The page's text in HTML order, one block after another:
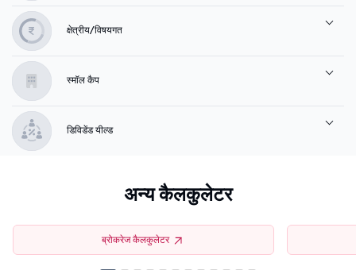
क्षेत्रीय/विषयगत
स्मॉल कैप
डिविडेंड यील्ड
अन्य कैलकुलेटर
ब्रोकरेज कैलकुलेटर